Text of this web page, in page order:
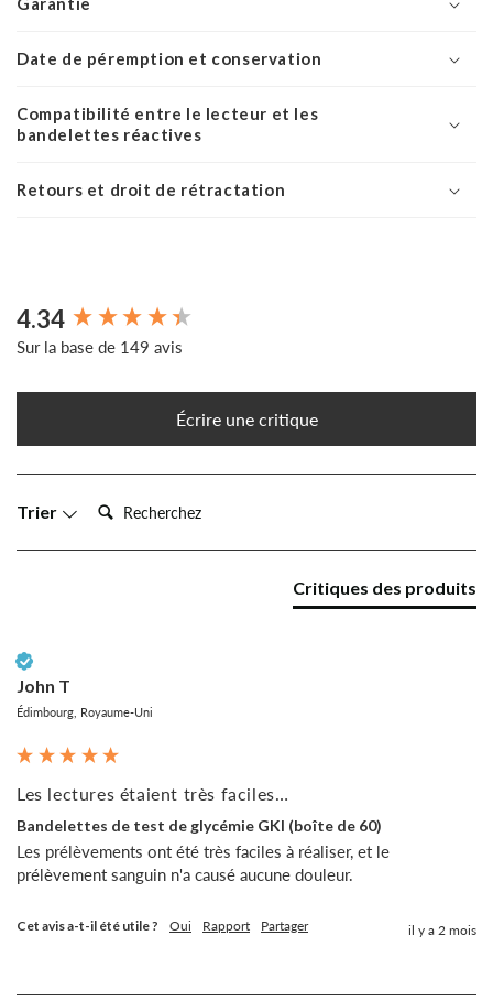
Date de péremption et conservation
Compatibilité entre le lecteur et les
bandelettes réactives
Retours et droit de rétractation
4.34
Sur la base de 149 avis
Écrire une critique
Trier Recherche :
Critiques des produits
John T
Édimbourg, Royaume-Uni
Les lectures étaient très faciles…
Bandelettes de test de glycémie GKI (boîte de 60)
Les prélèvements ont été très faciles à réaliser, et le
prélèvement sanguin n'a causé aucune douleur.
Cet avis a-t-il été utile ? Oui Rapport Partager il y a 2 mois
New content loaded